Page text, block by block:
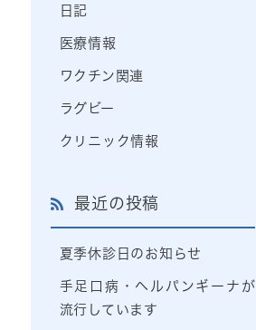
日記
医療情報
ワクチン関連
ラグビー
クリニック情報
最近の投稿
夏季休診日のお知らせ
手足口病・ヘルパンギーナが
流行しています